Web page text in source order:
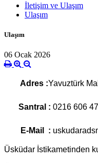
İletişim ve Ulaşım
Ulaşım
Ulaşım
06 Ocak 2026
Adres :Yavuztürk
Santral : 0216 606
E-Mail :
Üsküdar İstikametinden